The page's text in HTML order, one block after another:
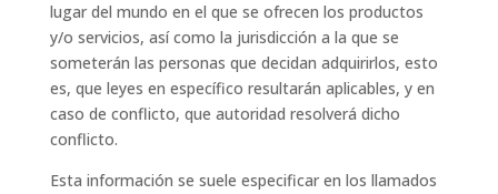
lugar del mundo en el que se ofrecen los productos
y/o servicios, así como la jurisdicción a la que se
someterán las personas que decidan adquirirlos, esto
es, que leyes en específico resultarán aplicables, y en
caso de conflicto, que autoridad resolverá dicho
conflicto.
Esta información se suele especificar en los llamados